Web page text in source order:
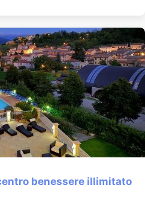
benessere illimitato